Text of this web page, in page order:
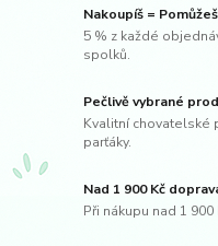
Nakoupíš = Pomůžeš
5 % z každé
spolků.
Pečlivě vybrané
Kvalitní chovatelské
parťáky.
Nad 1 900 Kč
Při nákupu nad 1